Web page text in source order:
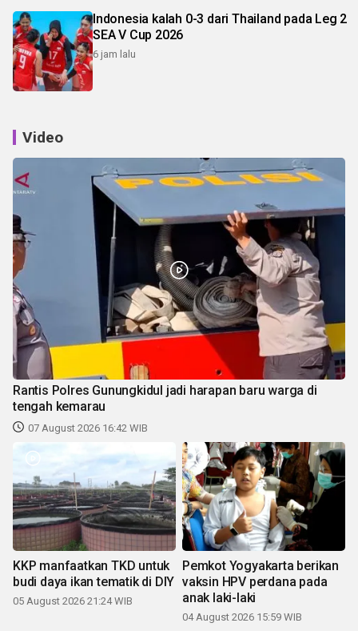
Indonesia kalah 0-3 dari Thailand pada Leg 2
SEA V Cup 2026
6 jam lalu
Video
Rantis Polres Gunungkidul jadi harapan baru warga di
tengah kemarau
07 August 2026 16:42 WIB
KKP manfaatkan TKD untuk
budi daya ikan tematik di DIY
05 August 2026 21:24 WIB
Pemkot Yogyakarta berikan
vaksin HPV perdana pada
anak laki-laki
04 August 2026 15:59 WIB